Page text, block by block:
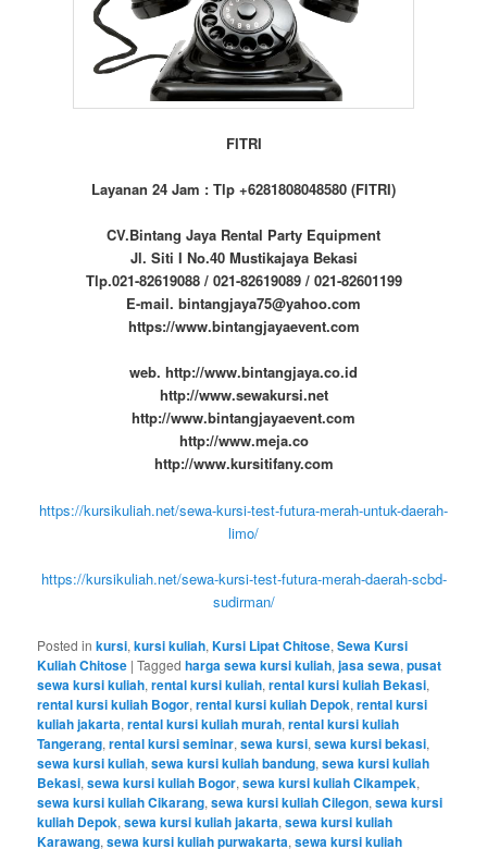
FITRI
Layanan 24 Jam : Tlp +6281808048580 (FITRI)
CV.Bintang Jaya Rental Party Equipment
Jl. Siti I No.40 Mustikajaya Bekasi
Tlp.021-82619088 / 021-82619089 / 021-82601199
E-mail. bintangjaya75@yahoo.com
https://www.bintangjayaevent.com
web. http://www.bintangjaya.co.id
http://www.sewakursi.net
http://www.bintangjayaevent.com
http://www.meja.co
http://www.kursitifany.com
https://kursikuliah.net/sewa-kursi-test-futura-merah-untuk-daerah-
limo/
https://kursikuliah.net/sewa-kursi-test-futura-merah-daerah-scbd-
sudirman/
Posted in kursi,kursi kuliah,Kursi Lipat Chitose,Sewa Kursi
Kuliah Chitose |Tagged harga sewa kursi kuliah,jasa sewa,pusat
sewa kursi kuliah,rental kursi kuliah,rental kursi kuliah Bekasi,
rental kursi kuliah Bogor,rental kursi kuliah Depok,rental kursi
kuliah jakarta,rental kursi kuliah murah,rental kursi kuliah
Tangerang,rental kursi seminar,sewa kursi,sewa kursi bekasi,
sewa kursi kuliah,sewa kursi kuliah bandung,sewa kursi kuliah
Bekasi,sewa kursi kuliah Bogor,sewa kursi kuliah Cikampek,
sewa kursi kuliah Cikarang,sewa kursi kuliah Cilegon,sewa kursi
kuliah Depok,sewa kursi kuliah jakarta,sewa kursi kuliah
Karawang,sewa kursi kuliah purwakarta,sewa kursi kuliah